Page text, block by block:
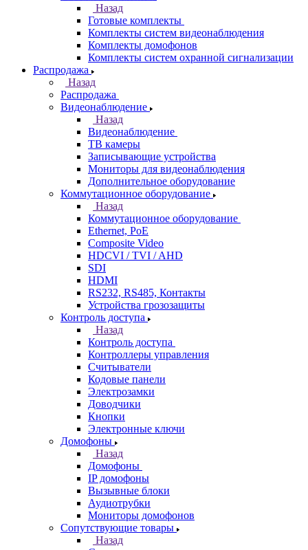
Назад
Готовые комплекты
Комплекты систем видеонаблюдения
Комплекты домофонов
Комплекты систем охранной сигнализации
Распродажа
Назад
Распродажа
Видеонаблюдение
Назад
Видеонаблюдение
ТВ камеры
Записывающие устройства
Мониторы для видеонаблюдения
Дополнительное оборудование
Коммутационное оборудование
Назад
Коммутационное оборудование
Ethernet, PoE
Composite Video
HDCVI / TVI / AHD
SDI
HDMI
RS232, RS485, Контакты
Устройства грозозащиты
Контроль доступа
Назад
Контроль доступа
Контроллеры управления
Считыватели
Кодовые панели
Электрозамки
Доводчики
Кнопки
Электронные ключи
Домофоны
Назад
Домофоны
IP домофоны
Вызывные блоки
Аудиотрубки
Мониторы домофонов
Сопутствующие товары
Назад